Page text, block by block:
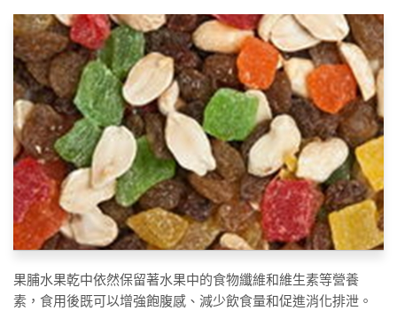
果脯水果乾中依然保留著水果中的食物纖維和維生素等營養
素，食用後既可以增強飽腹感、減少飲食量和促進消化排泄。